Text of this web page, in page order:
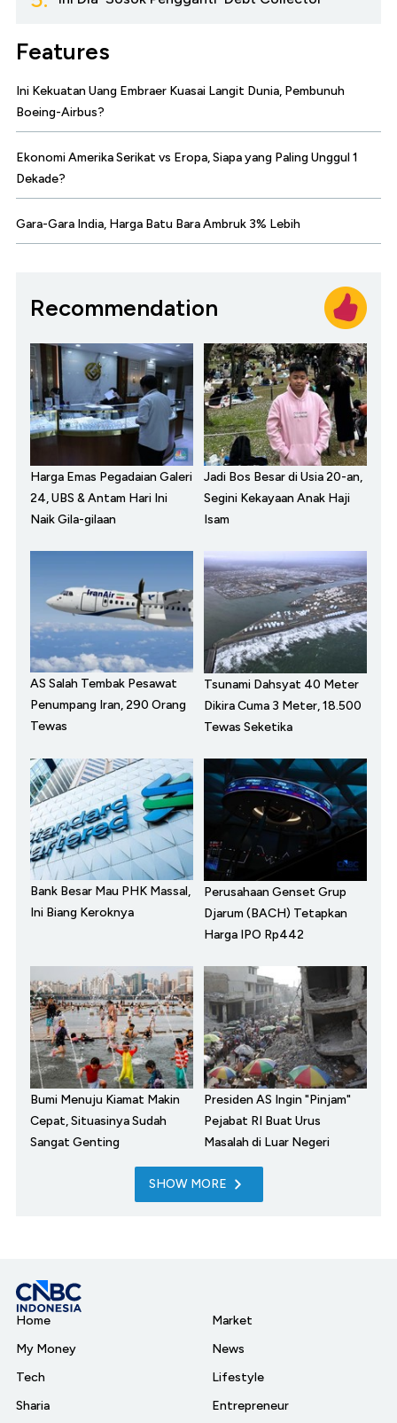
Features
Ini Kekuatan Uang Embraer Kuasai Langit Dunia, Pembunuh
Boeing-Airbus?
Ekonomi Amerika Serikat vs Eropa, Siapa yang Paling Unggul 1
Dekade?
Gara-Gara India, Harga Batu Bara Ambruk 3% Lebih
Recommendation
Harga Emas Pegadaian Galeri
24, UBS & Antam Hari Ini
Naik Gila-gilaan
Jadi Bos Besar di Usia 20-an,
Segini Kekayaan Anak Haji
Isam
AS Salah Tembak Pesawat
Penumpang Iran, 290 Orang
Tewas
Tsunami Dahsyat 40 Meter
Dikira Cuma 3 Meter, 18.500
Tewas Seketika
Bank Besar Mau PHK Massal,
Ini Biang Keroknya
Perusahaan Genset Grup
Djarum (BACH) Tetapkan
Harga IPO Rp442
Bumi Menuju Kiamat Makin
Cepat, Situasinya Sudah
Sangat Genting
Presiden AS Ingin "Pinjam"
Pejabat RI Buat Urus
Masalah di Luar Negeri
SHOW MORE
Home
My Money
Tech
Sharia
Market
News
Lifestyle
Entrepreneur